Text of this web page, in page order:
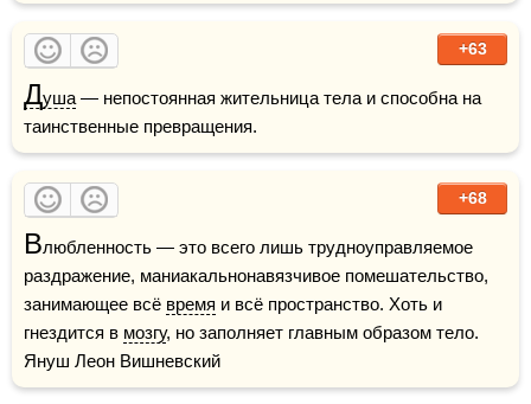
+63
Душа — непостоянная жительница тела и способна на
таинственные превращения.
+68
Влюбленность — это всего лишь трудноуправляемое
раздражение, маниакальнонавязчивое помешательство,
занимающее всё время и всё пространство. Хоть и
гнездится в мозгу, но заполняет главным образом тело.
Януш Леон Вишневский